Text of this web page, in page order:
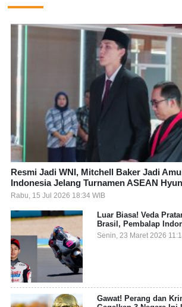
Resmi Jadi WNI, Mitchell Baker Jadi
Indonesia Jelang Turnamen ASEAN
Rabu, 15 Jul 2026 18:34 WIB
Luar Biasa! Veda
Brasil, Pembalap
Grand Prix
Senin, 23 Maret 2026
Gawat! Perang dan